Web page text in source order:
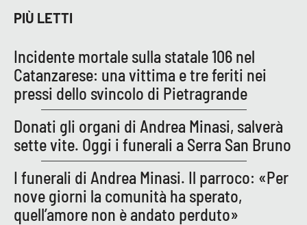
Android
Apple
PIÙ LETTI
Incidente mortale sulla statale 106 nel
Catanzarese: una vittima e tre feriti nei
pressi dello svincolo di Pietragrande
Donati gli organi di Andrea Minasi, salverà
sette vite. Oggi i funerali a Serra San Bruno
I funerali di Andrea Minasi. Il parroco: «Per
nove giorni la comunità ha sperato,
quell’amore non è andato perduto»